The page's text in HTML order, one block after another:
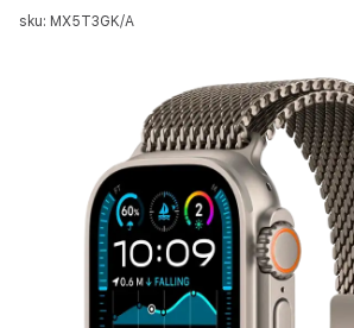
sku: MX5T3GK/A